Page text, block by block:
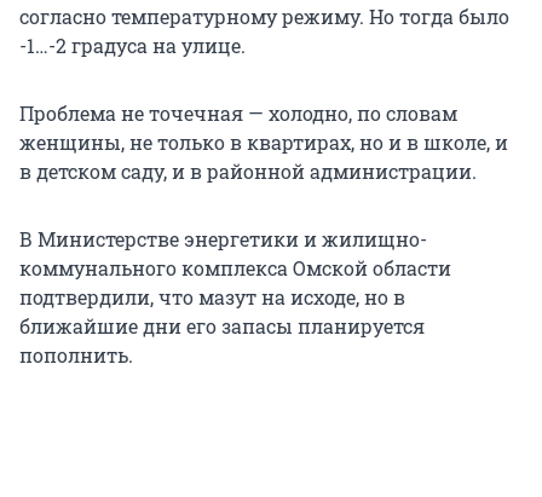
согласно температурному режиму. Но тогда было
-1…-2 градуса на улице.
Проблема не точечная — холодно, по словам
женщины, не только в квартирах, но и в школе, и
в детском саду, и в районной администрации.
В Министерстве энергетики и жилищно-
коммунального комплекса Омской области
подтвердили, что мазут на исходе, но в
ближайшие дни его запасы планируется
пополнить.